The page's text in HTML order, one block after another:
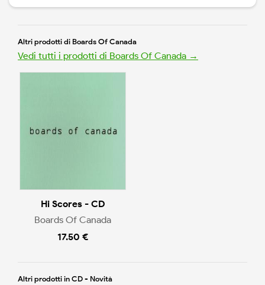
Altri prodotti di Boards Of Canada
Vedi tutti i prodotti di Boards Of Canada →
Hi Scores - CD
Boards Of Canada
17.50 €
Altri prodotti in CD - Novità